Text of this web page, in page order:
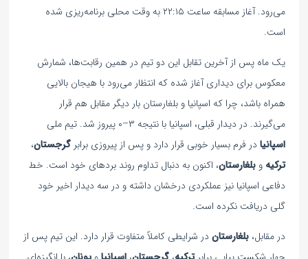
می‌رود. آغاز مسابقه ساعت ۲۲:۱۵ به وقت محلی برنامه‌ریزی شده
است.
یک ماه پس از آخرین تقابل این دو تیم در همین رقابت‌ها، شمارش
معکوس برای دیداری آغاز شده که انتظار می‌رود با هیجان بالایی
همراه باشد، چرا که اسپانیا و بلغارستان بار دیگر مقابل هم قرار
می‌گیرند. در دیدار قبلی، اسپانیا با نتیجه ۳–۰ پیروز شد. تیم ملی
اسپانیا در فرم بسیار خوبی قرار دارد و پس از پیروزی برابرگرجستان،
ترکیه وبلغارستان، اکنون به دنبال تداوم روند بردهای خود است. خط
دفاعی اسپانیا نیز عملکردی درخشان داشته و در سه دیدار اخیر خود
گلی دریافت نکرده است.
در مقابل،بلغارستان در شرایطی کاملاً متفاوت قرار دارد. این تیم پس از